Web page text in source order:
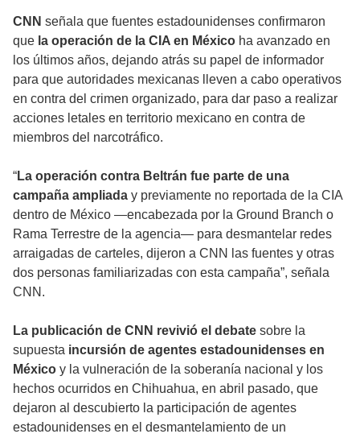
CNN señala que fuentes estadounidenses confirmaron
que la operación de la CIA en México ha avanzado en
los últimos años, dejando atrás su papel de informador
para que autoridades mexicanas lleven a cabo operativos
en contra del crimen organizado, para dar paso a realizar
acciones letales en territorio mexicano en contra de
miembros del narcotráfico.
“La operación contra Beltrán fue parte de una
campaña ampliada y previamente no reportada de la CIA
dentro de México —encabezada por la Ground Branch o
Rama Terrestre de la agencia— para desmantelar redes
arraigadas de carteles, dijeron a CNN las fuentes y otras
dos personas familiarizadas con esta campaña”, señala
CNN.
La publicación de CNN revivió el debate sobre la
supuesta incursión de agentes estadounidenses en
México y la vulneración de la soberanía nacional y los
hechos ocurridos en Chihuahua, en abril pasado, que
dejaron al descubierto la participación de agentes
estadounidenses en el desmantelamiento de un